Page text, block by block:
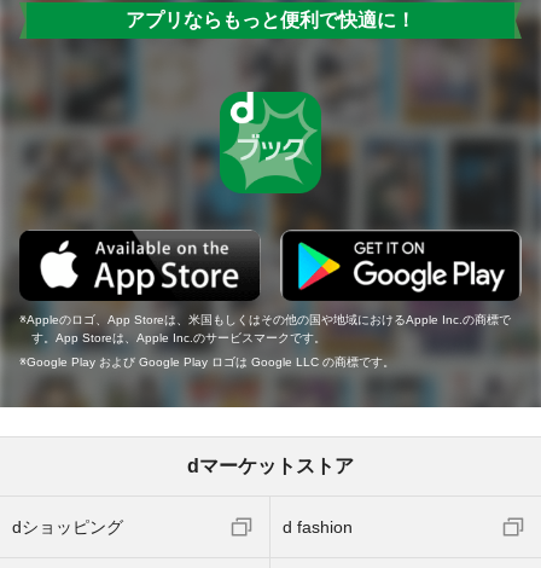
アプリならもっと便利で快適に！
Appleのロゴ、App Storeは、米国もしくはその他の国や地域におけるApple Inc.の商標で
す。App Storeは、Apple Inc.のサービスマークです。
Google Play および Google Play ロゴは Google LLC の商標です。
dマーケットストア
dショッピング d fashion